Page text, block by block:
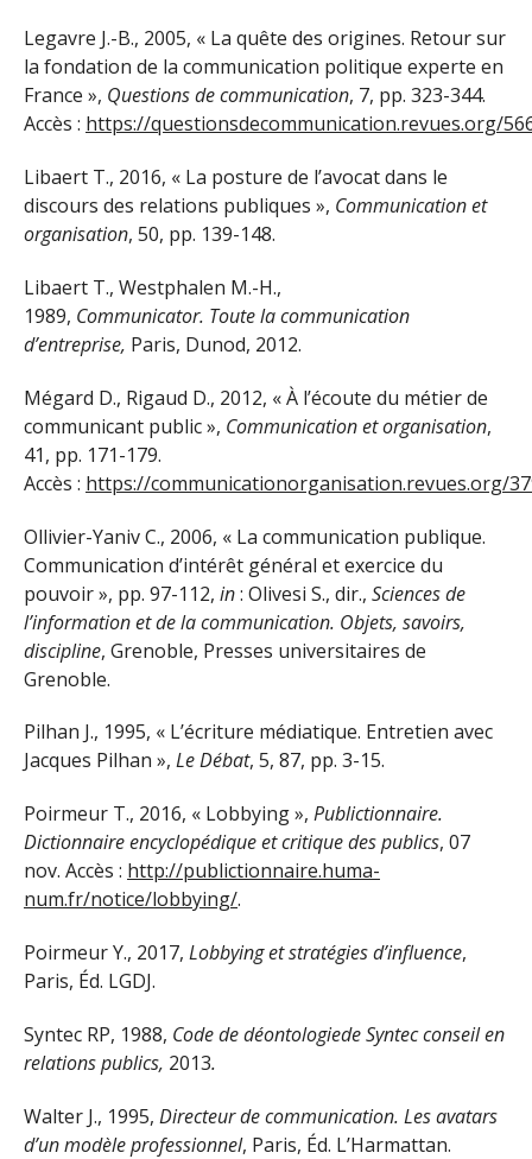
Legavre J.-B., 2005, « La quête des origines. Retour sur
la fondation de la communication politique experte en
France », Questions de communication, 7, pp. 323-344.
Accès : https://questionsdecommunication.revues.org/
Libaert T., 2016, « La posture de l’avocat dans le
discours des relations publiques », Communication et
organisation, 50, pp. 139-148.
Libaert T., Westphalen M.-H.,
1989, Communicator. Toute la communication
d’entreprise, Paris, Dunod, 2012.
Mégard D., Rigaud D., 2012, « À l’écoute du métier de
communicant public », Communication et organisation,
41, pp. 171-179.
Accès : https://communicationorganisation.revues.org/
Ollivier-Yaniv C., 2006, « La communication publique.
Communication d’intérêt général et exercice du
pouvoir », pp. 97-112, in: Olivesi S., dir., Sciences de
l’information et de la communication. Objets, savoirs,
discipline, Grenoble, Presses universitaires de
Grenoble.
Pilhan J., 1995, « L’écriture médiatique. Entretien avec
Jacques Pilhan », Le Débat, 5, 87, pp. 3-15.
Poirmeur T., 2016, « Lobbying », Publictionnaire.
Dictionnaire encyclopédique et critique des publics, 07
nov. Accès : http://publictionnaire.huma-
num.fr/notice/lobbying/.
Poirmeur Y., 2017, Lobbying et stratégies d’influence,
Paris, Éd. LGDJ.
Syntec RP, 1988, Code de déontologiede Syntec conseil en
relations publics, 2013.
Walter J., 1995, Directeur de communication. Les avatars
d’un modèle professionnel, Paris, Éd. L’Harmattan.